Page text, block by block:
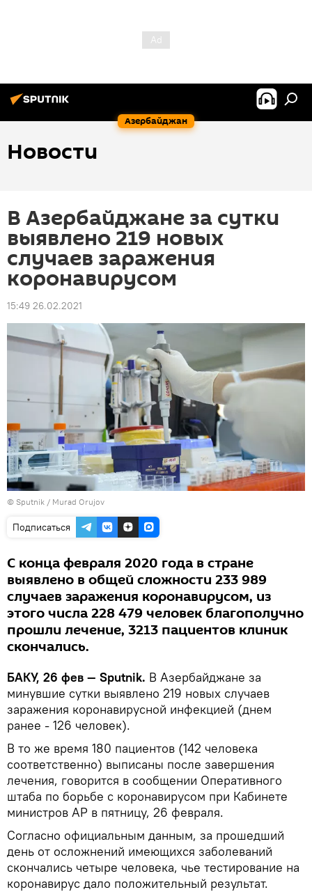
Азербайджан
Новости
В Азербайджане за сутки
выявлено 219 новых
случаев заражения
коронавирусом
15:49 26.02.2021
© Sputnik / Murad Orujov
Подписаться
С конца февраля 2020 года в стране
выявлено в общей сложности 233 989
случаев заражения коронавирусом, из
этого числа 228 479 человек благополучно
прошли лечение, 3213 пациентов клиник
скончались.
БАКУ, 26 фев — Sputnik. В Азербайджане за
минувшие сутки выявлено 219 новых случаев
заражения коронавирусной инфекцией (днем
ранее - 126 человек).
В то же время 180 пациентов (142 человека
соответственно) выписаны после завершения
лечения, говорится в сообщении Оперативного
штаба по борьбе с коронавирусом при Кабинете
министров АР в пятницу, 26 февраля.
Согласно официальным данным, за прошедший
день от осложнений имеющихся заболеваний
скончались четыре человека, чье тестирование на
коронавирус дало положительный результат.